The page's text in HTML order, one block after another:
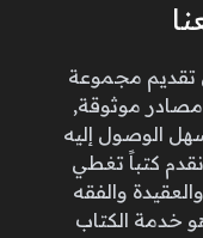
تقديم مجموعة
موثوقة,
الوصول إليه
كتباً تغطي
والفقه
خدمة الكتاب